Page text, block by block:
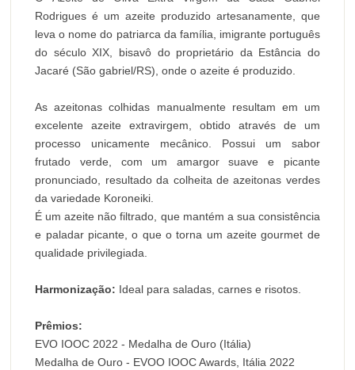
Rodrigues é um azeite produzido artesanamente, que
leva o nome do patriarca da família, imigrante português
do século XIX, bisavô do proprietário da Estância do
Jacaré (São gabriel/RS), onde o azeite é produzido.
As azeitonas colhidas manualmente resultam em um
excelente azeite extravirgem, obtido através de um
processo unicamente mecânico. Possui um sabor
frutado verde, com um amargor suave e picante
pronunciado, resultado da colheita de azeitonas verdes
da variedade Koroneiki.
É um azeite não filtrado, que mantém a sua consistência
e paladar picante, o que o torna um azeite gourmet de
qualidade privilegiada.
Harmonização: Ideal para saladas, carnes e risotos.
Prêmios:
EVO IOOC 2022 - Medalha de Ouro (Itália)
Medalha de Ouro - EVOO IOOC Awards, Itália 2022